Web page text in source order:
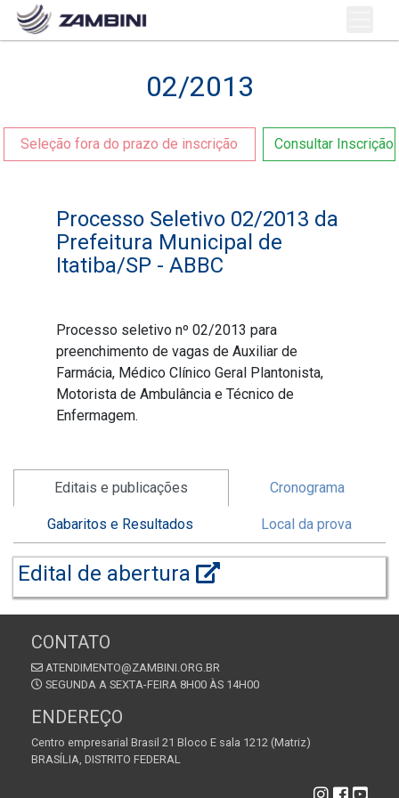
02/2013
Seleção fora do prazo de inscrição Consultar Inscrição
Processo Seletivo 02/2013 da
Prefeitura Municipal de
Itatiba/SP - ABBC
Processo seletivo nº 02/2013 para
preenchimento de vagas de Auxiliar de
Farmácia, Médico Clínico Geral Plantonista,
Motorista de Ambulância e Técnico de
Enfermagem.
Editais e publicações Cronograma
Gabaritos e Resultados Local da prova
Edital de abertura
CONTATO
ATENDIMENTO@ZAMBINI.ORG.BR
SEGUNDA A SEXTA-FEIRA 8H00 ÀS 14H00
ENDEREÇO
Centro empresarial Brasil 21 Bloco E sala 1212 (Matriz)
BRASÍLIA, DISTRITO FEDERAL